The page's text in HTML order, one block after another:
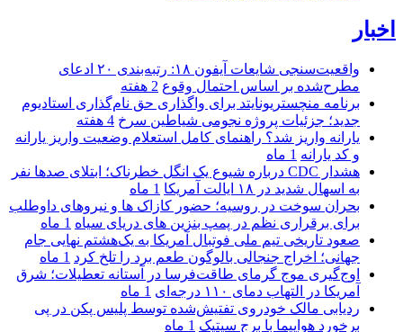
اخبار
واقعیت‌سنجی شایعات آیفون ۱۸: رتبه‌بندی ۲۰ ادعای
مطرح‌شده بر اساس احتمال وقوع 2 هفته
برنامه منچستریونایتد برای واگذاری حق نام‌گذاری استادیوم
جدید؛ جزئیات پروژه نجومی شیاطین سرخ 4 هفته
یارانه واریز شد؟ راهنمای کامل استعلام وضعیت واریز یارانه
و کد یارانه 1 ماه
هشدار CDC درباره شیوع یک انگل خطرناک؛ ابتلای صدها نفر
به اسهال شدید در ۱۸ ایالت آمریکا
1 ماه
بحران سوخت در روسیه؛ حضور کازاک‌ ها و نیروهای داوطلب
برای برقراری نظم در پمپ بنزین‌ های دریای سیاه 1 ماه
صعود تاریخی تیم ملی فوتبال آمریکا به یک‌هشتم نهایی جام
جهانی؛ اخراج جنجالی بالوگون طعم برد را تلخ کرد 1 ماه
اوج‌گیری موج گرمای طاقت‌فرسا در آستانه تعطیلات؛ شرق
آمریکا در التهاب دمای ۱۱۰ درجه‌ای
1 ماه
ردیابی مالک خودروی تفتیش‌شده توسط پلیس پکن در پی
برخورد هواپیما با برج سیتیک 1 ماه